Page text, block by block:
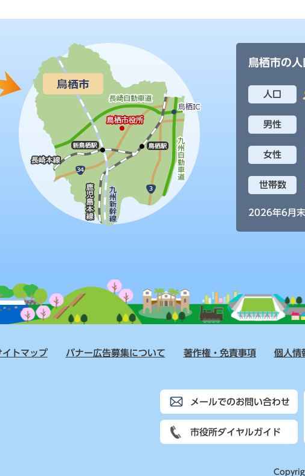
鳥栖市の
人口
男性
女性
世帯数
2026年6月
イトマップ バナー広告募集について 著作権・免責事項 個人情
メールでのお問い合わせ
市役所ダイヤルガイド